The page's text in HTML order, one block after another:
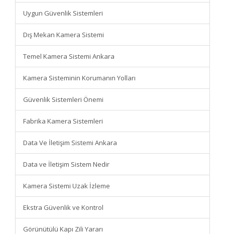
Uygun Güvenlik Sistemleri
Dış Mekan Kamera Sistemi
Temel Kamera Sistemi Ankara
Kamera Sisteminin Korumanın Yolları
Güvenlik Sistemleri Önemi
Fabrika Kamera Sistemleri
Data Ve İletişim Sistemi Ankara
Data ve İletişim Sistem Nedir
Kamera Sistemi Uzak İzleme
Ekstra Güvenlik ve Kontrol
Görünütülü Kapı Zili Yararı